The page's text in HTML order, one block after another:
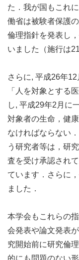
た．我が国もこれ
働省は被験者保護
倫理指針を発表し
いました（施行は
さらに, 平成26年
「人を対象とする
し, 平成29年2月に
対象者の生命，健
なければならない
う研究者等は，研
査を受け承認され
ています．さらに
ました．
本学会もこれらの
会発表や論文発表
究開始前に研究倫
的にも問題のない